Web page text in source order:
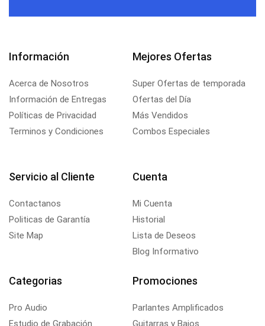
Información
Acerca de Nosotros
Información de Entregas
Políticas de Privacidad
Terminos y Condiciones
Mejores Ofertas
Super Ofertas de temporada
Ofertas del Día
Más Vendidos
Combos Especiales
Servicio al Cliente
Contactanos
Politicas de Garantía
Site Map
Cuenta
Mi Cuenta
Historial
Lista de Deseos
Blog Informativo
Categorias
Pro Audio
Promociones
Parlantes Amplificados